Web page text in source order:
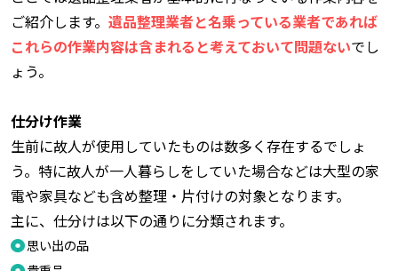
ご紹介します。 遺品整理業者と名乗っている業者であれば
これらの作業内容は含まれると考えておいて問題ないでし
ょう。
仕分け作業
生前に故人が使用していたものは数多く存在するでしょ
う。特に故人が一人暮らしをしていた場合などは大型の家
電や家具なども含め整理・片付けの対象となります。
主に、仕分けは以下の通りに分類されます。
思い出の品